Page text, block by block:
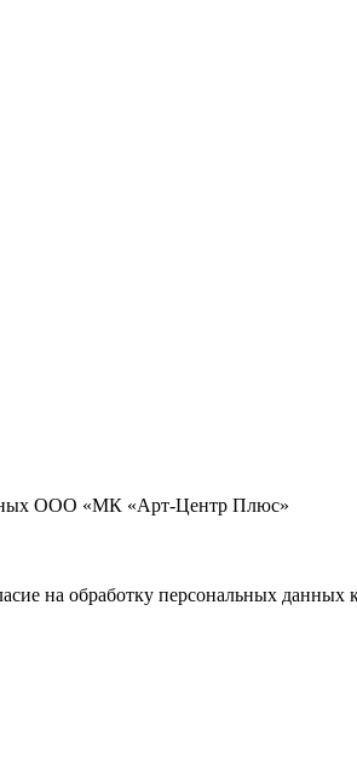
ООО «МК «Арт-Центр Плюс»
на обработку персональных